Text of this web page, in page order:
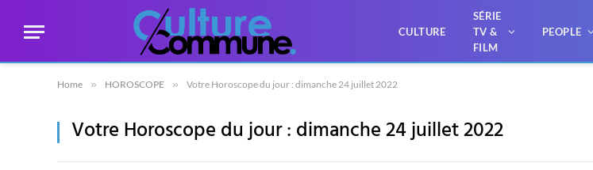
CULTURE
SÉRIE
TV &
FILM
PEOPLE
Home » HOROSCOPE » Votre Horoscope du jour : dimanche 24 juillet 2022
Votre Horoscope du jour : dimanche 24 juillet 2022